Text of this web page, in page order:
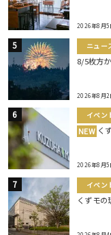
2026年8月5
ニュー
8/5枚方
2026年8月2
イベン
NEW く
2026年8月5
イベン
くずモの